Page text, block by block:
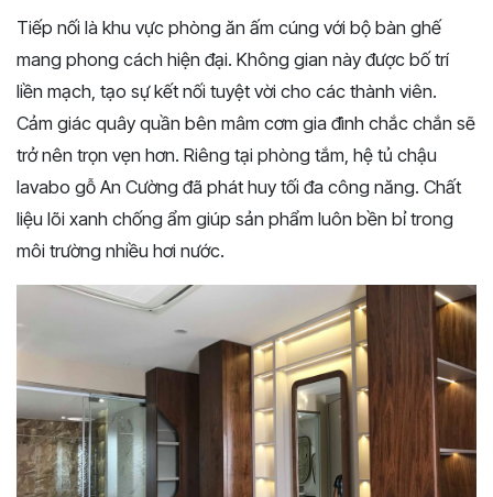
Tiếp nối là khu vực phòng ăn ấm cúng với bộ bàn ghế
mang phong cách hiện đại. Không gian này được bố trí
liền mạch, tạo sự kết nối tuyệt vời cho các thành viên.
Cảm giác quây quần bên mâm cơm gia đình chắc chắn sẽ
trở nên trọn vẹn hơn. Riêng tại phòng tắm, hệ tủ chậu
lavabo gỗ An Cường đã phát huy tối đa công năng. Chất
liệu lõi xanh chống ẩm giúp sản phẩm luôn bền bỉ trong
môi trường nhiều hơi nước.